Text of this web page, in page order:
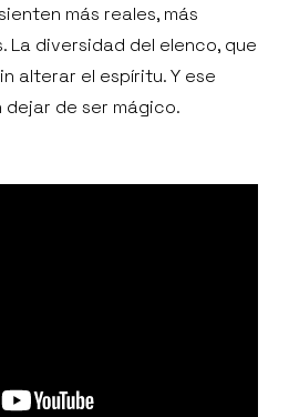
más reales, más
La diversidad del elenco, que
alterar el espíritu. Y ese
dejar de ser mágico.